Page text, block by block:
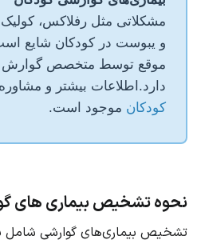
مشکلاتی مثل رفلاکس،
و یبوست در کودکان شایع
موقع توسط متخصص گوارش
دارد.اطلاعات بیشتر و
کودکان موجود است.
نحوه تشخیص بیماری های
تشخیص بیماری‌های گوارشی شامل